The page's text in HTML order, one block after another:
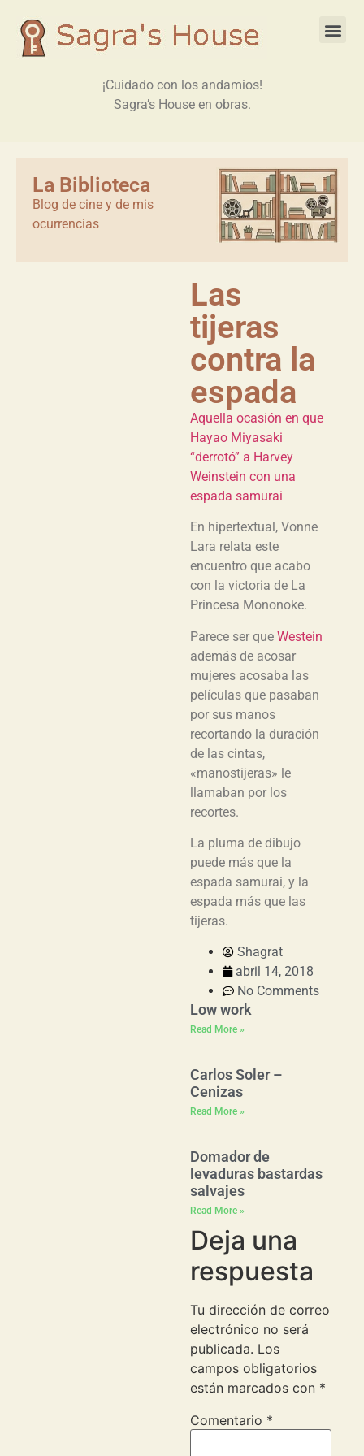
¡Cuidado con los andamios!
Sagra’s House en obras.
La Biblioteca
Blog de cine y de mis
ocurrencias
Las
tijeras
contra la
espada
Aquella ocasión en que
Hayao Miyasaki
“derrotó” a Harvey
Weinstein con una
espada samurai
En hipertextual, Vonne
Lara relata este
encuentro que acabo
con la victoria de La
Princesa Mononoke.
Parece ser que Westein
además de acosar
mujeres acosaba las
películas que pasaban
por sus manos
recortando la duración
de las cintas,
«manostijeras» le
llamaban por los
recortes.
La pluma de dibujo
puede más que la
espada samurai, y la
espada más que las
tijeras.
Shagrat
abril 14, 2018
No Comments
Low work
Read More »
Carlos Soler –
Cenizas
Read More »
Domador de
levaduras bastardas
salvajes
Read More »
Deja una
respuesta
Tu dirección de correo
electrónico no será
publicada. Los
campos obligatorios
están marcados con *
Comentario *